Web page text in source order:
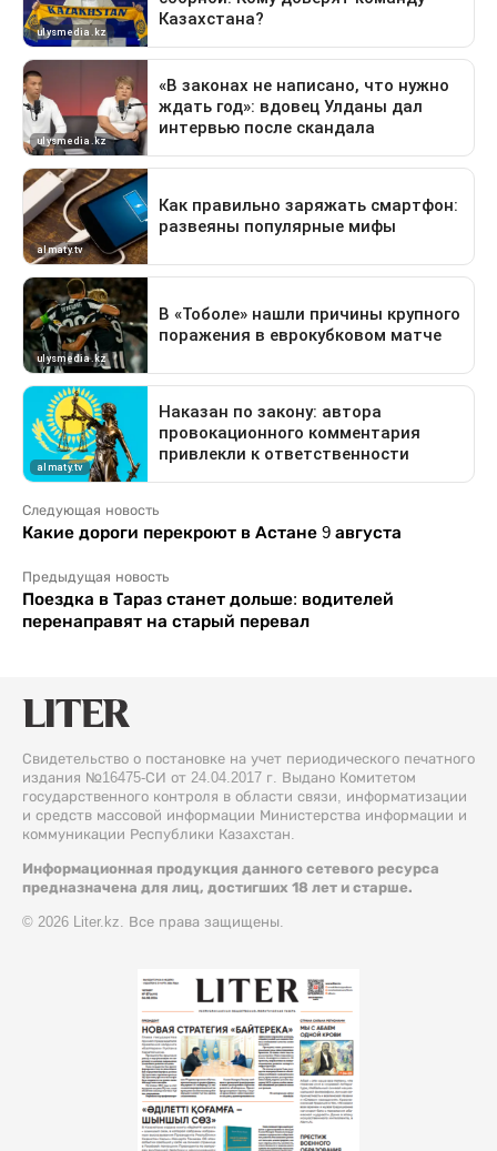
Следующая новость
Какие дороги перекроют в Астане 9 августа
Предыдущая новость
Поездка в Тараз станет дольше: водителей
перенаправят на старый перевал
Свидетельство о постановке на учет периодического печатного
издания №16475-СИ от 24.04.2017 г. Выдано Комитетом
государственного контроля в области связи, информатизации
и средств массовой информации Министерства информации и
коммуникации Республики Казахстан.
Информационная продукция данного сетевого ресурса
предназначена для лиц, достигших 18 лет и старше.
© 2026 Liter.kz. Все права защищены.